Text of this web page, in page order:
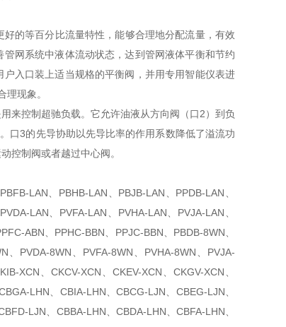
的等百分比流量特性，能够合理地分配流量，有效
网系统中液体流动状态，达到管网液体平衡和节约
入口装上适当规格的平衡阀，并用专用智能仪表进
现象。
来控制超驰负载。它允许油液从方向阀（口2）到负
口3的先导协助以先导比率的作用系数降低了溢流功
控制阀或者越过中心阀。
LAN、PBHB-LAN、PBJB-LAN、PPDB-LAN、
LAN、PVFA-LAN、PVHA-LAN、PVJA-LAN、
ABN、PPHC-BBN、PPJC-BBN、PBDB-8WN、
、PVDA-8WN、PVFA-8WN、PVHA-8WN、PVJA-
XCN、CKCV-XCN、CKEV-XCN、CKGV-XCN、
LHN、CBIA-LHN、CBCG-LJN、CBEG-LJN、
LJN、CBBA-LHN、CBDA-LHN、CBFA-LHN、